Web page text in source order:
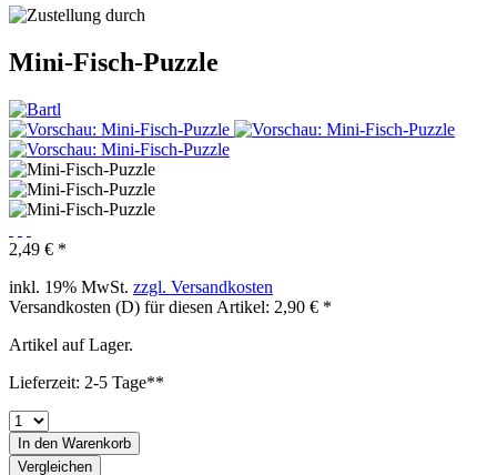
Mini-Fisch-Puzzle
2,49 € *
inkl. 19% MwSt. zzgl. Versandkosten
Versandkosten (D) für diesen Artikel: 2,90 € *
Artikel auf Lager.
Lieferzeit: 2-5 Tage**
In den Warenkorb
Vergleichen